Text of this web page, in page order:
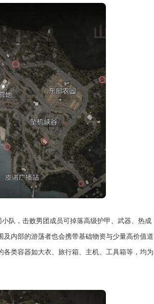
队，击败男团成员可掉落高级护甲、武器、热成
内部的游荡者也会携带基础物资与少量高价值道
类容器如大衣、旅行箱、主机、工具箱等，均为